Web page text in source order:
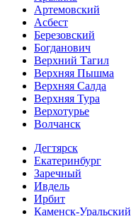
Артемовский
Асбест
Березовский
Богданович
Верхний Тагил
Верхняя Пышма
Верхняя Салда
Верхняя Тура
Верхотурье
Волчанск
Дегтярск
Екатеринбург
Заречный
Ивдель
Ирбит
Каменск-Уральский